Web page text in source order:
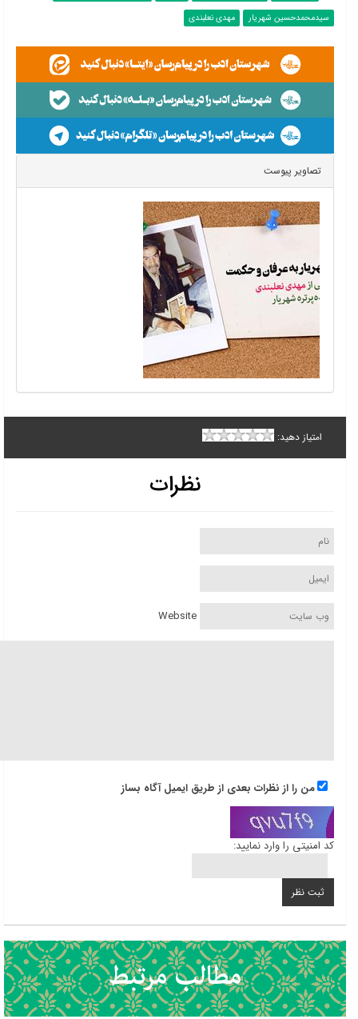
سیدمحمدحسین شهریار
مهدی نعلبندی
تصاویر پیوست
امتیاز دهید:
نظرات
Website
من را از نظرات بعدی از طریق ایمیل آگاه بساز
کد امنیتی را وارد نمایید: